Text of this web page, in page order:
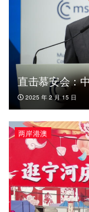
直击慕安会：
2025 年 2 月 15 日
两岸港澳